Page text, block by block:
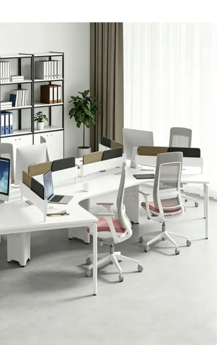
板は安全で無臭な使用感を提供し
はカウンターの耐久性を向上させ
す。
イメージ
カラー
リエーション